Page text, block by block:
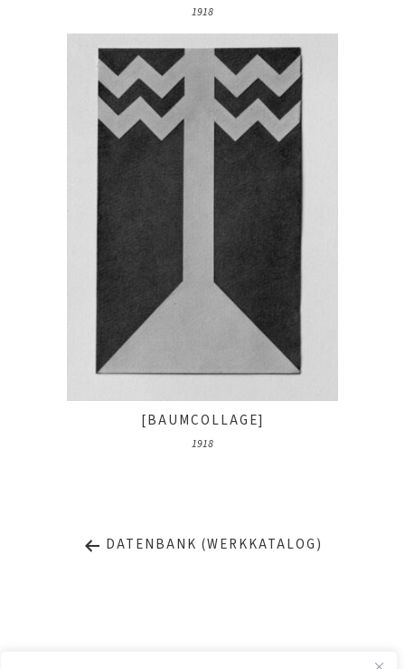
1918
[BAUMCOLLAGE]
1918
DATENBANK (WERKKATALOG)